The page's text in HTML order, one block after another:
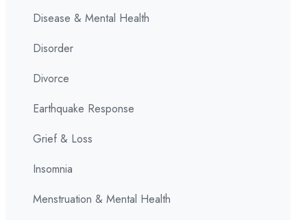
Disease & Mental Health
Disorder
Divorce
Earthquake Response
Grief & Loss
Insomnia
Menstruation & Mental Health